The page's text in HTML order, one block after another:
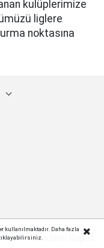
kulüplerimize
liglere
noktasına
kullanılmaktadır. Daha fazla
Reklamı Kapat